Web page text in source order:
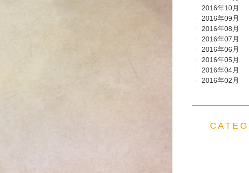
2016年10月
2016年09月
2016年08月
2016年07月
2016年06月
2016年05月
2016年04月
2016年02月